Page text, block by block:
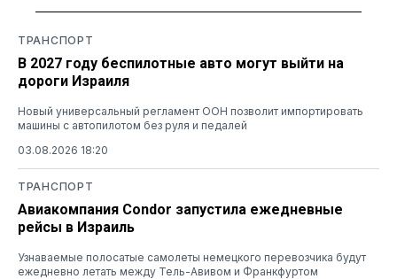
ТРАНСПОРТ
В 2027 году беспилотные авто могут выйти на
дороги Израиля
Новый универсальный регламент ООН позволит импортировать
машины с автопилотом без руля и педалей
03.08.2026 18:20
ТРАНСПОРТ
Авиакомпания Condor запустила ежедневные
рейсы в Израиль
Узнаваемые полосатые самолеты немецкого перевозчика будут
ежедневно летать между Тель-Авивом и Франкфуртом